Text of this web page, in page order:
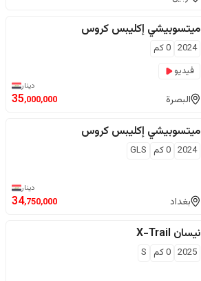
ميتسوبيشي إكليبس كروس
2024
0كم
فيديو
البصرة
دينار
35,000,000
ميتسوبيشي إكليبس كروس
2024
0كم GLS
بغداد
دينار
34,750,000
نيسان X-Trail
2025
0كم S